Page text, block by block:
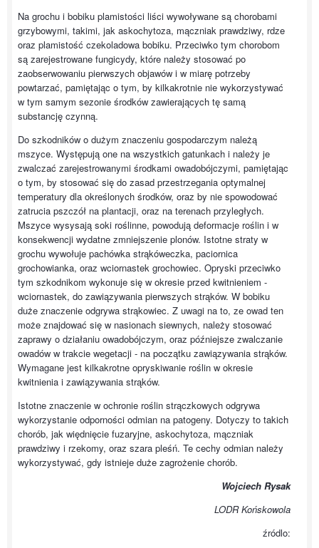
Na grochu i bobiku plamistości liści wywoływane są chorobami
grzybowymi, takimi, jak askochytoza, mączniak prawdziwy, rdze
oraz plamistość czekoladowa bobiku. Przeciwko tym chorobom
są zarejestrowane fungicydy, które należy stosować po
zaobserwowaniu pierwszych objawów i w miarę potrzeby
powtarzać, pamiętając o tym, by kilkakrotnie nie wykorzystywać
w tym samym sezonie środków zawierających tę samą
substancję czynną.
Do szkodników o dużym znaczeniu gospodarczym należą
mszyce. Występują one na wszystkich gatunkach i należy je
zwalczać zarejestrowanymi środkami owadobójczymi, pamiętając
o tym, by stosować się do zasad przestrzegania optymalnej
temperatury dla określonych środków, oraz by nie spowodować
zatrucia pszczół na plantacji, oraz na terenach przyległych.
Mszyce wysysają soki roślinne, powodują deformacje roślin i w
konsekwencji wydatne zmniejszenie plonów. Istotne straty w
grochu wywołuje pachówka strąkóweczka, paciornica
grochowianka, oraz wciornastek grochowiec. Opryski przeciwko
tym szkodnikom wykonuje się w okresie przed kwitnieniem -
wciornastek, do zawiązywania pierwszych strąków. W bobiku
duże znaczenie odgrywa strąkowiec. Z uwagi na to, ze owad ten
może znajdować się w nasionach siewnych, należy stosować
zaprawy o działaniu owadobójczym, oraz późniejsze zwalczanie
owadów w trakcie wegetacji - na początku zawiązywania strąków.
Wymagane jest kilkakrotne opryskiwanie roślin w okresie
kwitnienia i zawiązywania strąków.
Istotne znaczenie w ochronie roślin strączkowych odgrywa
wykorzystanie odporności odmian na patogeny. Dotyczy to takich
chorób, jak więdnięcie fuzaryjne, askochytoza, mączniak
prawdziwy i rzekomy, oraz szara pleśń. Te cechy odmian należy
wykorzystywać, gdy istnieje duże zagrożenie chorób.
Wojciech Rysak
LODR Końskowola
źródlo: